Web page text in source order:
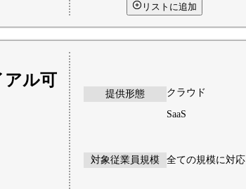
リストに追加
アル可
提供形態 クラウド
SaaS
対象従業員規模 全ての規模に対応